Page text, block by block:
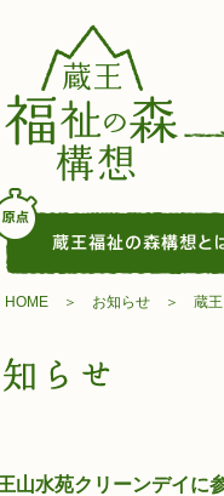
HOME お知らせ 蔵
山水苑クリーンデイに